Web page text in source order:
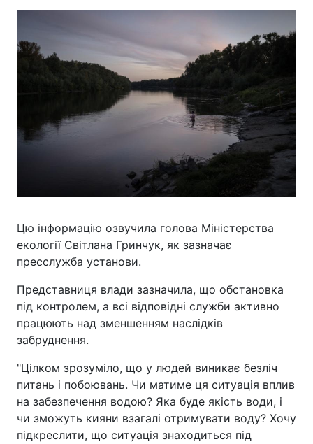
Цю інформацію озвучила голова Міністерства
екології Світлана Гринчук, як зазначає
пресслужба установи.
Представниця влади зазначила, що обстановка
під контролем, а всі відповідні служби активно
працюють над зменшенням наслідків
забруднення.
"Цілком зрозуміло, що у людей виникає безліч
питань і побоювань. Чи матиме ця ситуація вплив
на забезпечення водою? Яка буде якість води, і
чи зможуть кияни взагалі отримувати воду? Хочу
підкреслити, що ситуація знаходиться під